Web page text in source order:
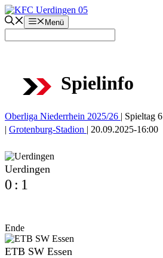
Zum
Inhalt
springen
Menü
Spielinfo
Oberliga Niederrhein 2025/26 | Spieltag 6
| Grotenburg-Stadion | 20.09.2025-16:00
Uerdingen
0 : 1
Ende
ETB SW Essen